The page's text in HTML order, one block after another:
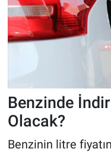
Benzinde
Olacak?
Benzinin litre